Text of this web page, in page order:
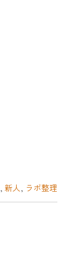
, 新人, ラボ整理